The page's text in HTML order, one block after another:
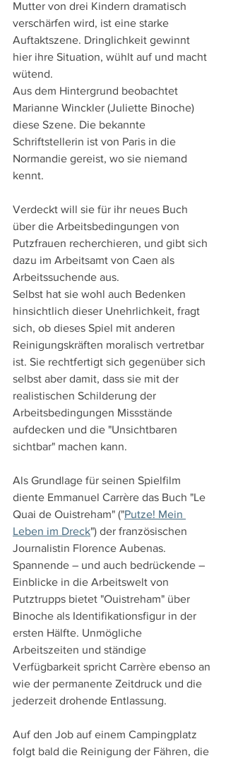
Mutter von drei Kindern dramatisch
verschärfen wird, ist eine starke
Auftaktszene. Dringlichkeit gewinnt
hier ihre Situation, wühlt auf und macht
wütend.
Aus dem Hintergrund beobachtet
Marianne Winckler (Juliette Binoche)
diese Szene. Die bekannte
Schriftstellerin ist von Paris in die
Normandie gereist, wo sie niemand
kennt.
Verdeckt will sie für ihr neues Buch
über die Arbeitsbedingungen von
Putzfrauen recherchieren, und gibt sich
dazu im Arbeitsamt von Caen als
Arbeitssuchende aus.
Selbst hat sie wohl auch Bedenken
hinsichtlich dieser Unehrlichkeit, fragt
sich, ob dieses Spiel mit anderen
Reinigungskräften moralisch vertretbar
ist. Sie rechtfertigt sich gegenüber sich
selbst aber damit, dass sie mit der
realistischen Schilderung der
Arbeitsbedingungen Missstände
aufdecken und die "Unsichtbaren
sichtbar" machen kann.
Als Grundlage für seinen Spielfilm
diente Emmanuel Carrère das Buch "Le
Quai de Ouistreham" ("Putze! Mein
Leben im Dreck") der französischen
Journalistin Florence Aubenas.
Spannende – und auch bedrückende –
Einblicke in die Arbeitswelt von
Putztrupps bietet "Ouistreham" über
Binoche als Identifikationsfigur in der
ersten Hälfte. Unmögliche
Arbeitszeiten und ständige
Verfügbarkeit spricht Carrère ebenso an
wie der permanente Zeitdruck und die
jederzeit drohende Entlassung.
Auf den Job auf einem Campingplatz
folgt bald die Reinigung der Fähren, die